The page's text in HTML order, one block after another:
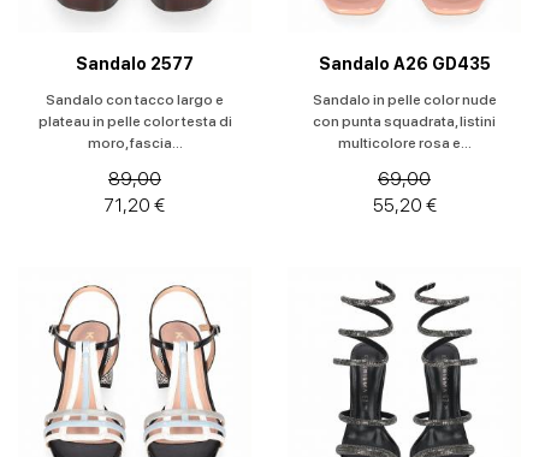
Sandalo 2577
Sandalo con tacco largo e
plateau in pelle color testa di
moro, fascia...
89,00
71,20 €
Sandalo A26 GD435
Sandalo in pelle color nude
con punta squadrata, listini
multicolore rosa e...
69,00
55,20 €
Stivali
Stivali e
stivaletti
Texani
Tronchetto
Zeppe
Taglia
Colore